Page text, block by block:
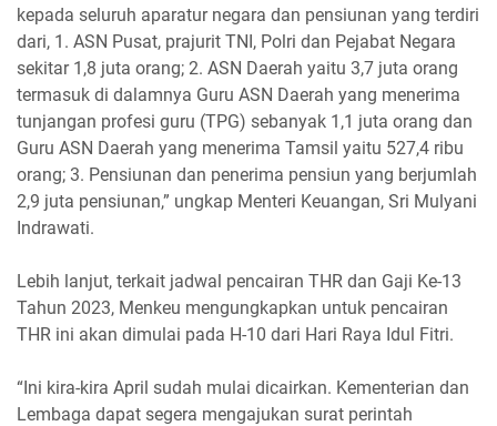
kepada seluruh aparatur negara dan pensiunan yang terdiri
dari, 1. ASN Pusat, prajurit TNI, Polri dan Pejabat Negara
sekitar 1,8 juta orang; 2. ASN Daerah yaitu 3,7 juta orang
termasuk di dalamnya Guru ASN Daerah yang menerima
tunjangan profesi guru (TPG) sebanyak 1,1 juta orang dan
Guru ASN Daerah yang menerima Tamsil yaitu 527,4 ribu
orang; 3. Pensiunan dan penerima pensiun yang berjumlah
2,9 juta pensiunan,” ungkap Menteri Keuangan, Sri Mulyani
Indrawati.
Lebih lanjut, terkait jadwal pencairan THR dan Gaji Ke-13
Tahun 2023, Menkeu mengungkapkan untuk pencairan
THR ini akan dimulai pada H-10 dari Hari Raya Idul Fitri.
“Ini kira-kira April sudah mulai dicairkan. Kementerian dan
Lembaga dapat segera mengajukan surat perintah